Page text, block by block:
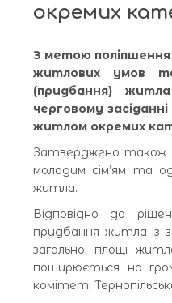
окремих
З метою
житлових умов
(придбання)
черговому
житлом окремих
Затверджено також
молодим сім’ям та
житла.
Відповідно до
придбання житла із
загальної площі
поширюється на
комітеті